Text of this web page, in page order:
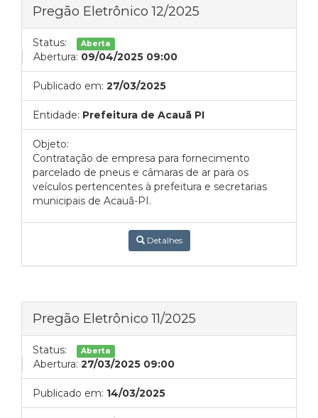
Pregão Eletrônico 12/2025
Status: Aberta
Abertura: 09/04/2025 09:00
Publicado em: 27/03/2025
Entidade: Prefeitura de Acauã PI
Objeto:
Contratação de empresa para fornecimento
parcelado de pneus e câmaras de ar para os
veículos pertencentes à prefeitura e secretarias
municipais de Acauã-PI.
Detalhes
Pregão Eletrônico 11/2025
Status: Aberta
Abertura: 27/03/2025 09:00
Publicado em: 14/03/2025